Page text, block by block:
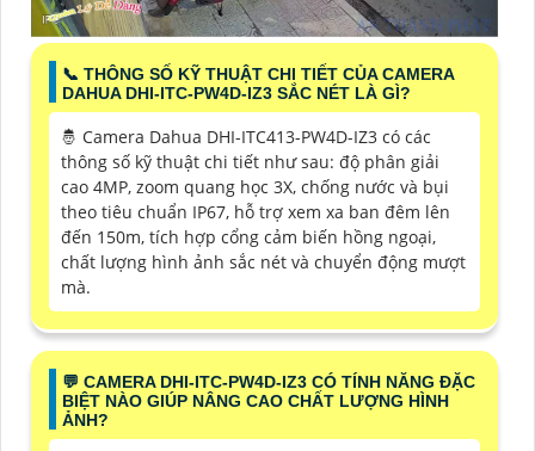
📞 THÔNG SỐ KỸ THUẬT CHI TIẾT CỦA CAMERA
DAHUA DHI-ITC-PW4D-IZ3 SẮC NÉT LÀ GÌ?
🤴 Camera Dahua DHI-ITC413-PW4D-IZ3 có các
thông số kỹ thuật chi tiết như sau: độ phân giải
cao 4MP, zoom quang học 3X, chống nước và bụi
theo tiêu chuẩn IP67, hỗ trợ xem xa ban đêm lên
đến 150m, tích hợp cổng cảm biến hồng ngoại,
chất lượng hình ảnh sắc nét và chuyển động mượt
mà.
️💬 CAMERA DHI-ITC-PW4D-IZ3 CÓ TÍNH NĂNG ĐẶC
BIỆT NÀO GIÚP NÂNG CAO CHẤT LƯỢNG HÌNH
ẢNH?